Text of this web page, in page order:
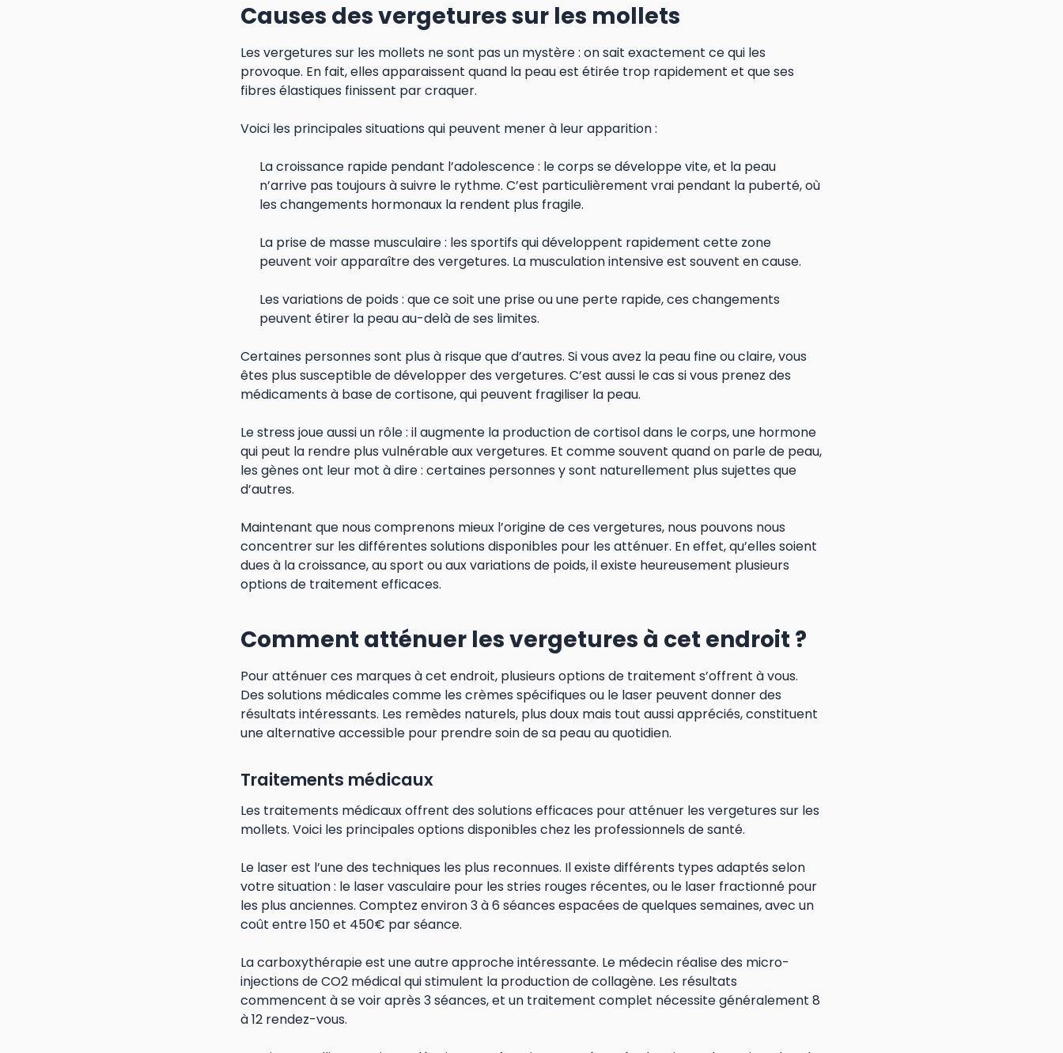
Causes des vergetures sur les mollets
Les vergetures sur les mollets ne sont pas un mystère : on sait exactement ce qui les
provoque. En fait, elles apparaissent quand la peau est étirée trop rapidement et que ses
fibres élastiques finissent par craquer.
Voici les principales situations qui peuvent mener à leur apparition :
La croissance rapide pendant l’adolescence : le corps se développe vite, et la peau
n’arrive pas toujours à suivre le rythme. C’est particulièrement vrai pendant la puberté, où
les changements hormonaux la rendent plus fragile.
La prise de masse musculaire : les sportifs qui développent rapidement cette zone
peuvent voir apparaître des vergetures. La musculation intensive est souvent en cause.
Les variations de poids : que ce soit une prise ou une perte rapide, ces changements
peuvent étirer la peau au-delà de ses limites.
Certaines personnes sont plus à risque que d’autres. Si vous avez la peau fine ou claire, vous
êtes plus susceptible de développer des vergetures. C’est aussi le cas si vous prenez des
médicaments à base de cortisone, qui peuvent fragiliser la peau.
Le stress joue aussi un rôle : il augmente la production de cortisol dans le corps, une hormone
qui peut la rendre plus vulnérable aux vergetures. Et comme souvent quand on parle de peau,
les gènes ont leur mot à dire : certaines personnes y sont naturellement plus sujettes que
d’autres.
Maintenant que nous comprenons mieux l’origine de ces vergetures, nous pouvons nous
concentrer sur les différentes solutions disponibles pour les atténuer. En effet, qu’elles soient
dues à la croissance, au sport ou aux variations de poids, il existe heureusement plusieurs
options de traitement efficaces.
Comment atténuer les vergetures à cet endroit ?
Pour atténuer ces marques à cet endroit, plusieurs options de traitement s’offrent à vous.
Des solutions médicales comme les crèmes spécifiques ou le laser peuvent donner des
résultats intéressants. Les remèdes naturels, plus doux mais tout aussi appréciés, constituent
une alternative accessible pour prendre soin de sa peau au quotidien.
Traitements médicaux
Les traitements médicaux offrent des solutions efficaces pour atténuer les vergetures sur les
mollets. Voici les principales options disponibles chez les professionnels de santé.
Le laser est l’une des techniques les plus reconnues. Il existe différents types adaptés selon
votre situation : le laser vasculaire pour les stries rouges récentes, ou le laser fractionné pour
les plus anciennes. Comptez environ 3 à 6 séances espacées de quelques semaines, avec un
coût entre 150 et 450€ par séance.
La carboxythérapie est une autre approche intéressante. Le médecin réalise des micro-
injections de CO2 médical qui stimulent la production de collagène. Les résultats
commencent à se voir après 3 séances, et un traitement complet nécessite généralement 8
à 12 rendez-vous.